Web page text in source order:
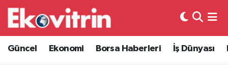
Güncel Ekonomi Borsa Haberleri İş Dünyası
Güncel
Ekonomi
Hava Durumu
Trafik Durumu